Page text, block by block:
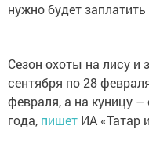
нужно будет
Сезон охоты на лису и
сентября по 28
февраля, а на куницу
года, пишет ИА «Татар